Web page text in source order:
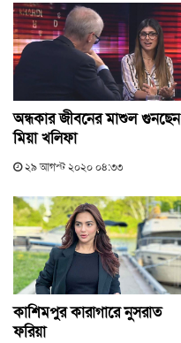
অন্ধকার জীবনের মাশুল গুনছেন
মিয়া খলিফা
২৯ আগস্ট ২০২০ ০৪:৩৩
কাশিমপুর কারাগারে নুসরাত
ফরিয়া